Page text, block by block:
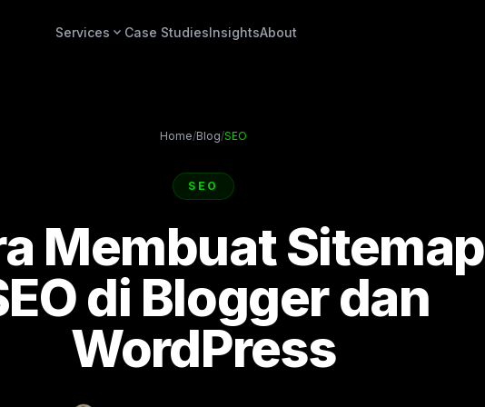
Services expand_more Case StudiesInsightsAbout
Home/Blog/SEO
SEO
Membuat Sitemap
di Blogger dan
WordPress